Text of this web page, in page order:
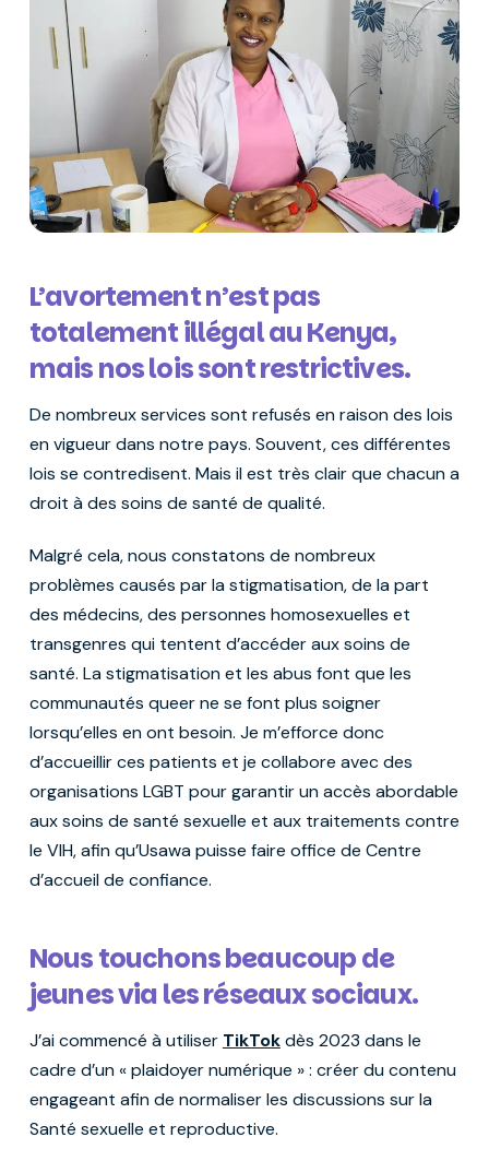
L’avortement n’est pas
totalement illégal au Kenya,
mais nos lois sont restrictives.
De nombreux services sont refusés en raison des lois
en vigueur dans notre pays. Souvent, ces différentes
lois se contredisent. Mais il est très clair que chacun a
droit à des soins de santé de qualité.
Malgré cela, nous constatons de nombreux
problèmes causés par la stigmatisation, de la part
des médecins, des personnes homosexuelles et
transgenres qui tentent d’accéder aux soins de
santé. La stigmatisation et les abus font que les
communautés queer ne se font plus soigner
lorsqu’elles en ont besoin. Je m’efforce donc
d’accueillir ces patients et je collabore avec des
organisations LGBT pour garantir un accès abordable
aux soins de santé sexuelle et aux traitements contre
le VIH, afin qu’Usawa puisse faire office de Centre
d’accueil de confiance.
Nous touchons beaucoup de
jeunes via les réseaux sociaux.
J’ai commencé à utiliser TikTokdès 2023 dans le
cadre d’un « plaidoyer numérique » : créer du contenu
engageant afin de normaliser les discussions sur la
Santé sexuelle et reproductive.